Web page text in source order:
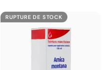
RUPTURE DE STOCK